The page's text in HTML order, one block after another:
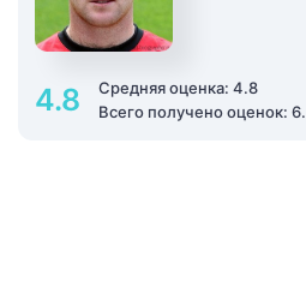
4.8
Средняя оценка: 4.8
Всего получено оценок: 6.